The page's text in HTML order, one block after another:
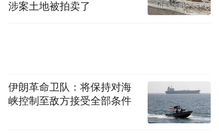
涉案土地被拍卖了
伊朗革命卫队：将保持对海
峡控制至敌方接受全部条件